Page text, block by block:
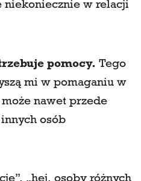
niekoniecznie w relacji
pomocy. Tego
mi w pomaganiu w
nawet przede
osób